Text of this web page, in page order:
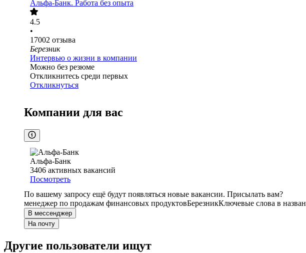
Альфа-Банк. Работа без опыта
4.5
•
17002 отзыва
Березник
Интервью о жизни в компании
Можно без резюме
Откликнитесь среди первых
Откликнуться
Компании для вас
Альфа-Банк
3406 активных вакансий
Посмотреть
По вашему запросу ещё будут появляться новые вакансии. Присылать вам?
менеджер по продажам финансовых продуктовБерезникКлючевые слова в
В мессенджер
На почту
Другие пользователи ищут